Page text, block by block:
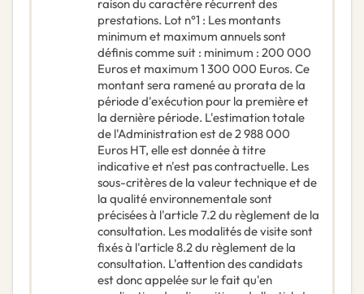
raison du caractère récurrent des
prestations. Lot n°1 : Les montants
minimum et maximum annuels sont
définis comme suit : minimum : 200 000
Euros et maximum 1 300 000 Euros. Ce
montant sera ramené au prorata de la
période d'exécution pour la première et
la dernière période. L'estimation totale
de l'Administration est de 2 988 000
Euros HT, elle est donnée à titre
indicative et n'est pas contractuelle. Les
sous-critères de la valeur technique et de
la qualité environnementale sont
précisées à l'article 7.2 du règlement de la
consultation. Les modalités de visite sont
fixés à l'article 8.2 du règlement de la
consultation. L'attention des candidats
est donc appelée sur le fait qu'en